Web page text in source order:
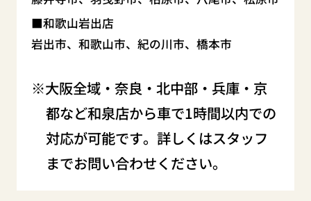
和歌山岩出店
岩出市、和歌山市、紀の川市、橋本市
大阪全域・奈良・北中部・兵庫・京
都など和泉店から車で1時間以内での
対応が可能です。詳しくはスタッフ
までお問い合わせください。